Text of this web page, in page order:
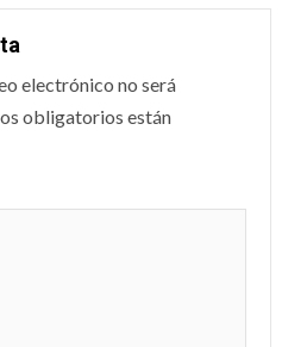
electrónico no será
obligatorios están